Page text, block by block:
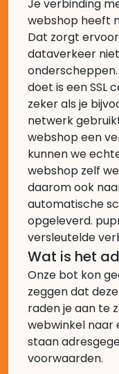
Je verbinding
webshop heeft
Dat zorgt
dataverkeer
doet is een SSL
zeker als je
netwerk
webshop een
kunnen we
webshop zelf
daarom ook
automatische
opgeleverd.
versleutelde
Wat is het
Onze bot kon
zeggen dat
raden je aan te
webwinkel naar
staan
voorwaarden.